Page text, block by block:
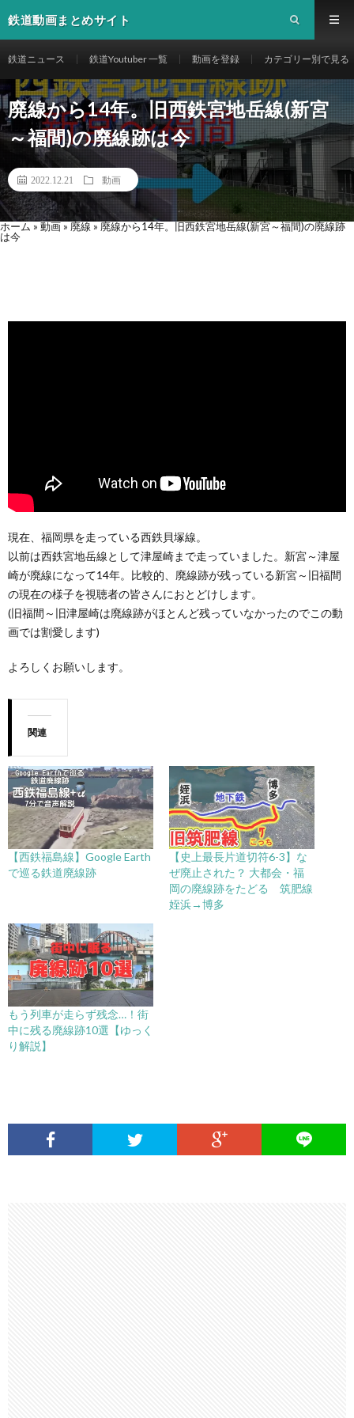
鉄道動画まとめサイト
鉄道ニュース 鉄道Youtuber 一覧 動画を登録 カテゴリー別で見る
廃線から14年。旧西鉄宮地岳線(新宮
～福間)の廃線跡は今
2022.12.21 動画
ホーム » 動画 » 廃線 » 廃線から14年。旧西鉄宮地岳線(新宮～福間)の廃線跡
は今
現在、福岡県を走っている西鉄貝塚線。
以前は西鉄宮地岳線として津屋崎まで走っていました。新宮～津屋
崎が廃線になって14年。比較的、廃線跡が残っている新宮～旧福間
の現在の様子を視聴者の皆さんにおとどけします。
(旧福間～旧津屋崎は廃線跡がほとんど残っていなかったのでこの動
画では割愛します)
よろしくお願いします。
関連
【西鉄福島線】Google Earth
で巡る鉄道廃線跡
【史上最長片道切符6-3】な
ぜ廃止された？ 大都会・福
岡の廃線跡をたどる 筑肥線
姪浜→博多
もう列車が走らず残念…！街
中に残る廃線跡10選【ゆっく
り解説】